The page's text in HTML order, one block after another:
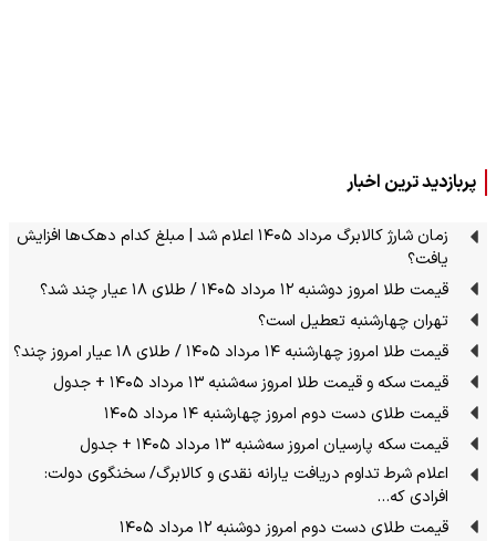
پربازدید ترین اخبار
زمان شارژ کالابرگ مرداد ۱۴۰۵ اعلام شد | مبلغ کدام دهک‌ها افزایش
یافت؟
قیمت طلا امروز دوشنبه ۱۲ مرداد ۱۴۰۵ / طلای ۱۸ عیار چند شد؟
تهران چهارشنبه تعطیل است؟
قیمت طلا امروز چهارشنبه ۱۴ مرداد ۱۴۰۵ / طلای ۱۸ عیار امروز چند؟
قیمت سکه و قیمت طلا امروز سه‌شنبه ۱۳ مرداد ۱۴۰۵ + جدول
قیمت طلای دست دوم امروز چهارشنبه ۱۴ مرداد ۱۴۰۵
قیمت سکه پارسیان امروز سه‌شنبه ۱۳ مرداد ۱۴۰۵ + جدول
اعلام شرط تداوم دریافت یارانه نقدی و کالابرگ/ سخنگوی دولت:
افرادی که…
قیمت طلای دست دوم امروز دوشنبه ۱۲ مرداد ۱۴۰۵